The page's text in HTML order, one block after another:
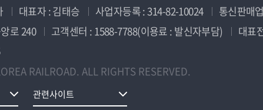
대표자 : 김태승 사업자등록 : 314-82-10024
통신판매
로 240
고객센터 : 1588-7788(이용료 : 발신자부담)
대표
RAILROAD. ALL RIGHTS RESERVED.
관련사이트